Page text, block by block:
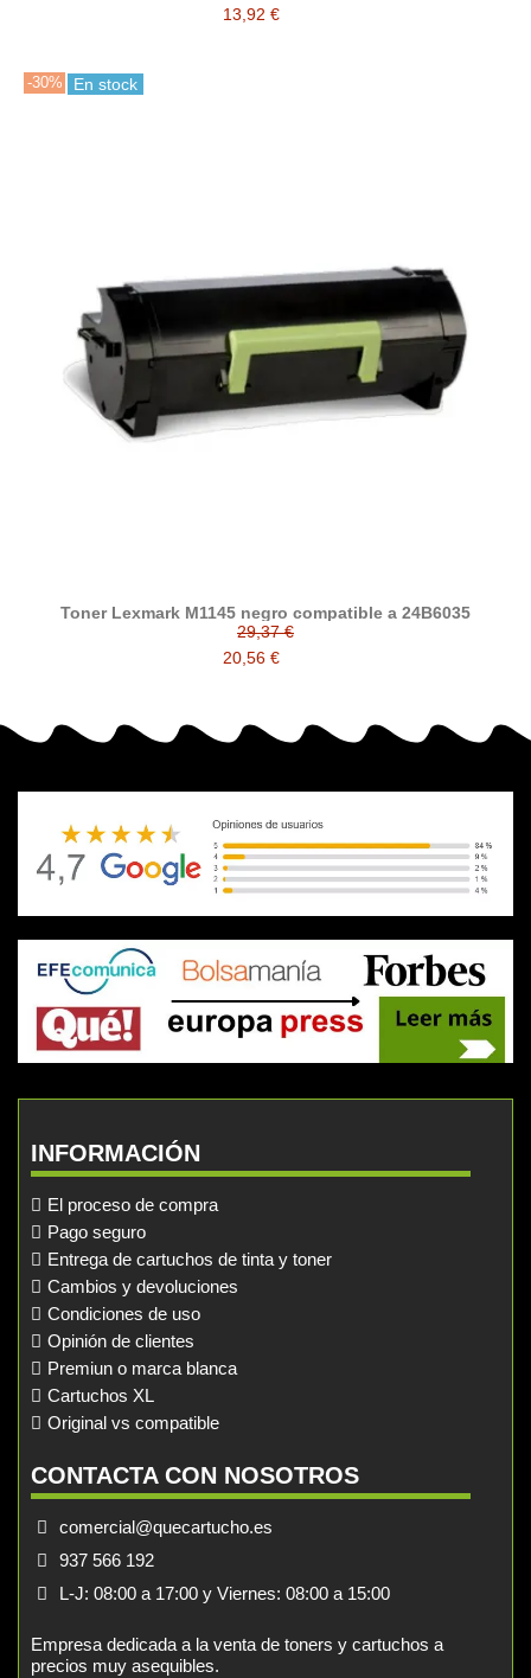
13,92 €
-30% En stock
Toner Lexmark M1145 negro compatible a 24B6035
29,37 €
20,56 €
INFORMACIÓN
El proceso de compra
Pago seguro
Entrega de cartuchos de tinta y toner
Cambios y devoluciones
Condiciones de uso
Opinión de clientes
Premiun o marca blanca
Cartuchos XL
Original vs compatible
CONTACTA CON NOSOTROS
comercial@quecartucho.es
937 566 192
L-J: 08:00 a 17:00 y Viernes: 08:00 a 15:00
Empresa dedicada a la venta de toners y cartuchos a
precios muy asequibles.